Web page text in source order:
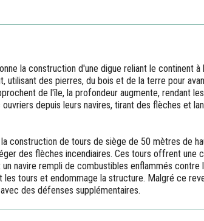
la construction d'une digue reliant le continent à
utilisant des pierres, du bois et de la terre pour
de l'île, la profondeur augmente, rendant
depuis leurs navires, tirant des flèches et
construction de tours de siège de 50 mètres de
des flèches incendiaires. Ces tours offrent une
navire rempli de combustibles enflammés contre
tours et endommage la structure. Malgré ce
des défenses supplémentaires.